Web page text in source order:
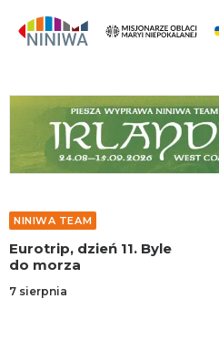
WYDARZENIA
O NAS
WSPÓLNOTA
NINIWA TEAM
FESTIWAL ŻYCIA
NINIWA TEAM
Eurotrip, dzień 11. Byle
do morza
7 sierpnia